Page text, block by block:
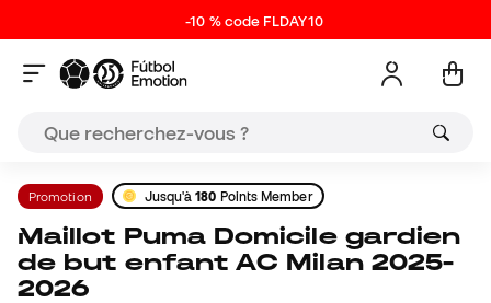
-10 % code FLDAY10
Promotion Jusqu'à180 Points Member
Maillot Puma Domicile gardien
de but enfant AC Milan 2025-
2026